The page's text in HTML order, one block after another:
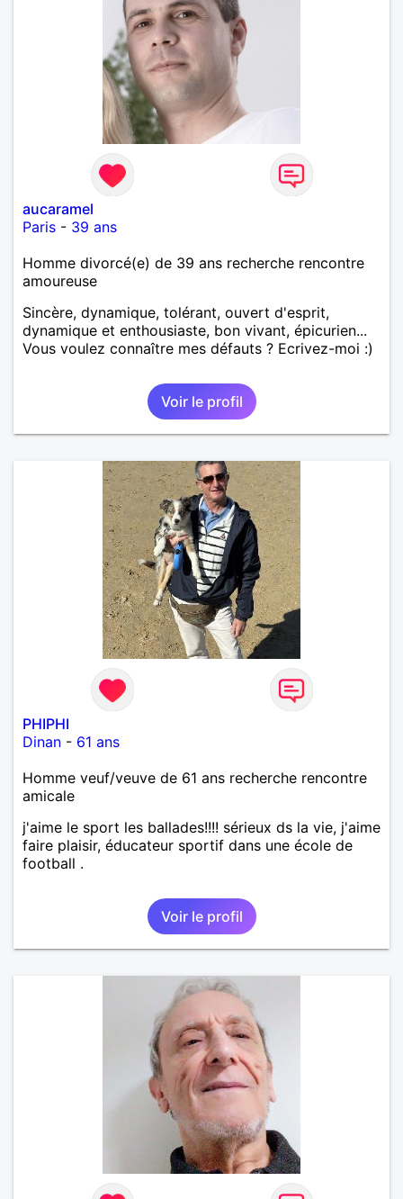
aucaramel
Paris - 39 ans
Homme divorcé(e) de 39 ans recherche rencontre
amoureuse
Sincère, dynamique, tolérant, ouvert d'esprit,
dynamique et enthousiaste, bon vivant, épicurien...
Vous voulez connaître mes défauts ? Ecrivez-moi :)
Voir le profil
PHIPHI
Dinan - 61 ans
Homme veuf/veuve de 61 ans recherche rencontre
amicale
j'aime le sport les ballades!!!! sérieux ds la vie, j'aime
faire plaisir, éducateur sportif dans une école de
football .
Voir le profil